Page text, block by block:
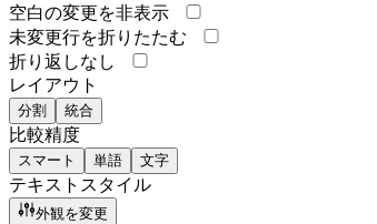
空白の変更を非表示
未変更行を折りたたむ
折り返しなし
レイアウト
分割 統合
比較精度
スマート 単語 文字
テキストスタイル
外観を変更